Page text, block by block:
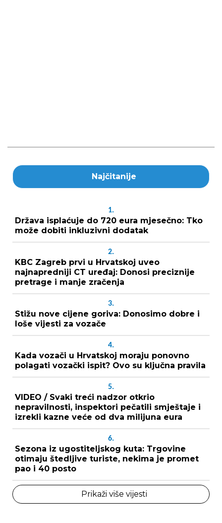
Najčitanije
1.
Država isplaćuje do 720 eura mjesečno: Tko
može dobiti inkluzivni dodatak
2.
KBC Zagreb prvi u Hrvatskoj uveo
najnapredniji CT uređaj: Donosi preciznije
pretrage i manje zračenja
3.
Stižu nove cijene goriva: Donosimo dobre i
loše vijesti za vozače
4.
Kada vozači u Hrvatskoj moraju ponovno
polagati vozački ispit? Ovo su ključna pravila
5.
VIDEO / Svaki treći nadzor otkrio
nepravilnosti, inspektori pečatili smještaje i
izrekli kazne veće od dva milijuna eura
6.
Sezona iz ugostiteljskog kuta: Trgovine
otimaju štedljive turiste, nekima je promet
pao i 40 posto
Prikaži više vijesti